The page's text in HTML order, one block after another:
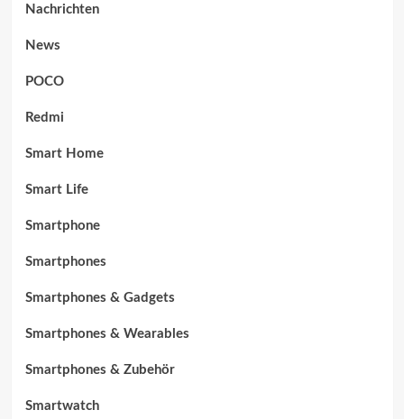
Nachrichten
News
POCO
Redmi
Smart Home
Smart Life
Smartphone
Smartphones
Smartphones & Gadgets
Smartphones & Wearables
Smartphones & Zubehör
Smartwatch